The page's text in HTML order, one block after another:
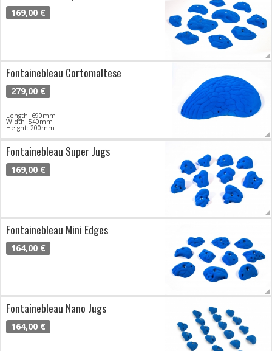
169,00 €
Fontainebleau Cortomaltese
279,00 €
Length: 690mm
Width: 540mm
Height: 200mm
Fontainebleau Super Jugs
169,00 €
Fontainebleau Mini Edges
164,00 €
Fontainebleau Nano Jugs
164,00 €